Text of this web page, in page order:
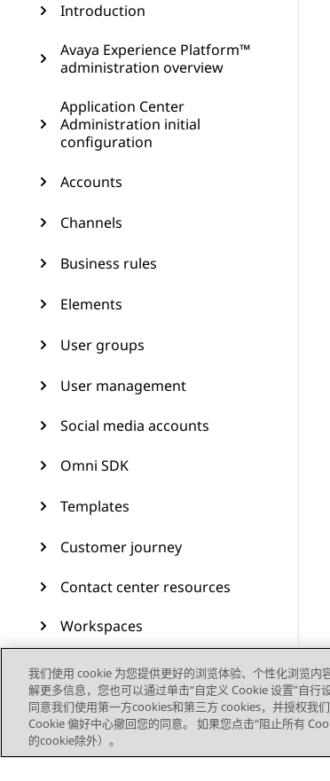
Introduction
Avaya Experience Platform™
administration overview
Application Center
Administration initial
configuration
Accounts
Channels
Business rules
Elements
User groups
User management
Social media accounts
Omni SDK
Templates
Customer journey
Contact center resources
Workspaces
Audit Trail
Feature configuration
Administering Avaya
Experience Platform (On-
我们使用 cookie 为您提供更好的浏览体验、个性化浏览
解更多信息，您也可以通过单击“自定义 Cookie 设置”自
同意我们使用第一方cookies和第三方 cookies，并授权我
Cookie 偏好中心撤回您的同意。 如果您点击“阻止所有
的cookie除外）。